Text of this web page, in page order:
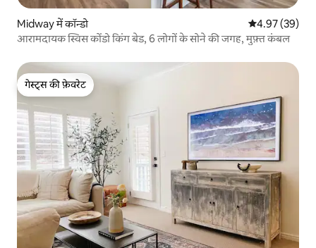
Midway में कॉन्डो औसत रेटिंग 5 में
4.97 (39)
आरामदायक स्विस कोंडो किंग बेड, 6 लोगों के सोने की जगह, मुफ़्त कंबल
गेस्ट्स की फ़ेवरेट
गेस्ट्स की फ़ेवरेट